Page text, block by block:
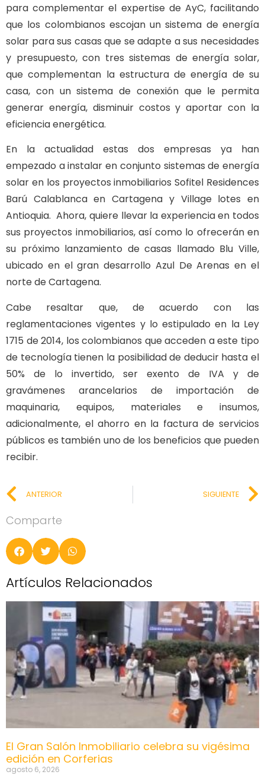
para complementar el expertise de AyC, facilitando
que los colombianos escojan un sistema de energía
solar para sus casas que se adapte a sus necesidades
y presupuesto, con tres sistemas de energía solar,
que complementan la estructura de energía de su
casa, con un sistema de conexión que le permita
generar energía, disminuir costos y aportar con la
eficiencia energética.
En la actualidad estas dos empresas ya han
empezado a instalar en conjunto sistemas de energía
solar en los proyectos inmobiliarios Sofitel Residences
Barú Calablanca en Cartagena y Village lotes en
Antioquia. Ahora, quiere llevar la experiencia en todos
sus proyectos inmobiliarios, así como lo ofrecerán en
su próximo lanzamiento de casas llamado Blu Ville,
ubicado en el gran desarrollo Azul De Arenas en el
norte de Cartagena.
Cabe resaltar que, de acuerdo con las
reglamentaciones vigentes y lo estipulado en la Ley
1715 de 2014, los colombianos que acceden a este tipo
de tecnología tienen la posibilidad de deducir hasta el
50% de lo invertido, ser exento de IVA y de
gravámenes arancelarios de importación de
maquinaria, equipos, materiales e insumos,
adicionalmente, el ahorro en la factura de servicios
públicos es también uno de los beneficios que pueden
recibir.
ANTERIOR SIGUIENTE
Comparte
Artículos Relacionados
El Gran Salón Inmobiliario celebra su vigésima
edición en Corferias
agosto 6, 2026